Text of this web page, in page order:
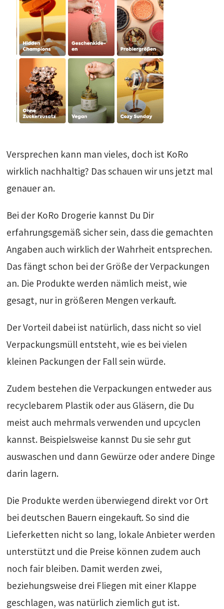
Versprechen kann man vieles, doch ist KoRo
wirklich nachhaltig? Das schauen wir uns jetzt mal
genauer an.
Bei der KoRo Drogerie kannst Du Dir
erfahrungsgemäß sicher sein, dass die gemachten
Angaben auch wirklich der Wahrheit entsprechen.
Das fängt schon bei der Größe der Verpackungen
an. Die Produkte werden nämlich meist, wie
gesagt, nur in größeren Mengen verkauft.
Der Vorteil dabei ist natürlich, dass nicht so viel
Verpackungsmüll entsteht, wie es bei vielen
kleinen Packungen der Fall sein würde.
Zudem bestehen die Verpackungen entweder aus
recyclebarem Plastik oder aus Gläsern, die Du
meist auch mehrmals verwenden und upcyclen
kannst. Beispielsweise kannst Du sie sehr gut
auswaschen und dann Gewürze oder andere Dinge
darin lagern.
Die Produkte werden überwiegend direkt vor Ort
bei deutschen Bauern eingekauft. So sind die
Lieferketten nicht so lang, lokale Anbieter werden
unterstützt und die Preise können zudem auch
noch fair bleiben. Damit werden zwei,
beziehungsweise drei Fliegen mit einer Klappe
geschlagen, was natürlich ziemlich gut ist.